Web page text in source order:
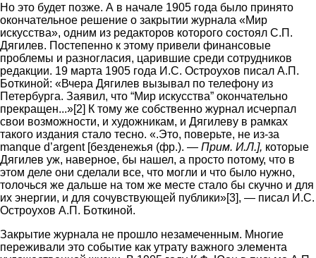
Но это будет позже. А в начале 1905 года было принято
окончательное решение о закрытии журнала «Мир
искусства», одним из редакторов которого состоял С.П.
Дягилев. Постепенно к этому привели финансовые
проблемы и разногласия, царившие среди сотрудников
редакции. 19 марта 1905 года И.С. Остроухов писал А.П.
Боткиной: «Вчера Дягилев вызывал по телефону из
Петербурга. Заявил, что “Мир искусства” окончательно
прекращен...»[2] К тому же собственно журнал исчерпал
свои возможности, и художникам, и Дягилеву в рамках
такого издания стало тесно. «.Это, поверьте, не из-за
manque d’argent [безденежья (фр.). — Прим. И.Л.], которые
Дягилев уж, наверное, бы нашел, а просто потому, что в
этом деле они сделали все, что могли и что было нужно,
толочься же дальше на том же месте стало бы скучно и для
их энергии, и для сочувствующей публики»[3], — писал И.С.
Остроухов А.П. Боткиной.
Закрытие журнала не прошло незамеченным. Многие
переживали это событие как утрату важного элемента